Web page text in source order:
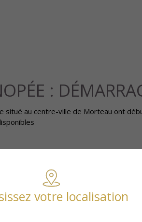
:
situé au centre-ville de Morteau ont
votre localisation